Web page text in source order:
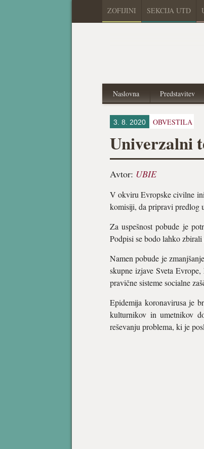
ZOFIJINI SEKCIJA UTD
Naslovna Predstavitev
3. 8. 2020 OBVESTILA
Univerzalni
Avtor: UBIE
V okviru Evropske civilne
komisiji, da pripravi predlog
Za uspešnost pobude je
Podpisi se bodo lahko
Namen pobude je
skupne izjave Sveta
pravične sisteme socialne
Epidemija koronavirusa je
kulturnikov in umetnikov
reševanju problema, ki je